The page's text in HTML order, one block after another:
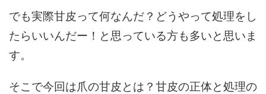
でも実際甘皮って何なんだ？どうやって処理をし
たらいいんだー！と思っている方も多いと思いま
す。
そこで今回は爪の甘皮とは？甘皮の正体と処理の